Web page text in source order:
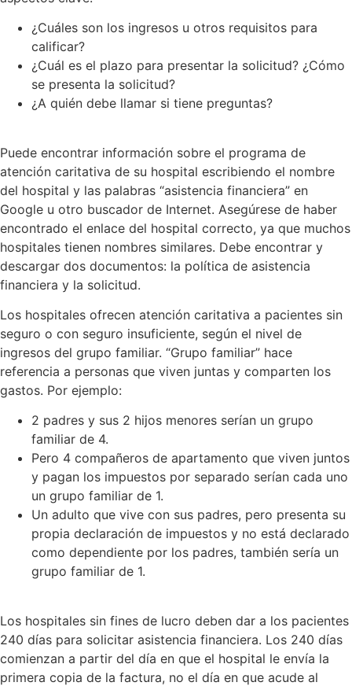
¿Cuáles son los ingresos u otros requisitos para
calificar?
¿Cuál es el plazo para presentar la solicitud? ¿Cómo
se presenta la solicitud?
¿A quién debe llamar si tiene preguntas?
Puede encontrar información sobre el programa de
atención caritativa de su hospital escribiendo el nombre
del hospital y las palabras “asistencia financiera” en
Google u otro buscador de Internet. Asegúrese de haber
encontrado el enlace del hospital correcto, ya que muchos
hospitales tienen nombres similares. Debe encontrar y
descargar dos documentos: la política de asistencia
financiera y la solicitud.
Los hospitales ofrecen atención caritativa a pacientes sin
seguro o con seguro insuficiente, según el nivel de
ingresos del grupo familiar. “Grupo familiar” hace
referencia a personas que viven juntas y comparten los
gastos. Por ejemplo:
2 padres y sus 2 hijos menores serían un grupo
familiar de 4.
Pero 4 compañeros de apartamento que viven juntos
y pagan los impuestos por separado serían cada uno
un grupo familiar de 1.
Un adulto que vive con sus padres, pero presenta su
propia declaración de impuestos y no está declarado
como dependiente por los padres, también sería un
grupo familiar de 1.
Los hospitales sin fines de lucro deben dar a los pacientes
240 días para solicitar asistencia financiera. Los 240 días
comienzan a partir del día en que el hospital le envía la
primera copia de la factura, no el día en que acude al